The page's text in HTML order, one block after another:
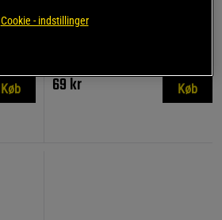
Køb
Vattenflaska 0,5L Röd
69 kr Køb
Cookie - indstillinger